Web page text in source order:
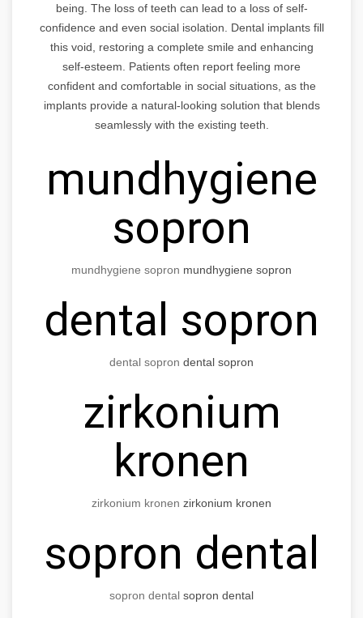
being. The loss of teeth can lead to a loss of self-
confidence and even social isolation. Dental implants fill
this void, restoring a complete smile and enhancing
self-esteem. Patients often report feeling more
confident and comfortable in social situations, as the
implants provide a natural-looking solution that blends
seamlessly with the existing teeth.
mundhygiene
sopron
mundhygiene sopron mundhygiene sopron
dental sopron
dental sopron dental sopron
zirkonium
kronen
zirkonium kronen zirkonium kronen
sopron dental
sopron dental sopron dental